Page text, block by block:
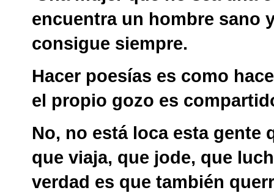
encuentra un hombre sano
consigue siempre.
Hacer poesías es como
el propio gozo es
No, no está loca esta gente
que viaja, que jode, que
verdad es que también